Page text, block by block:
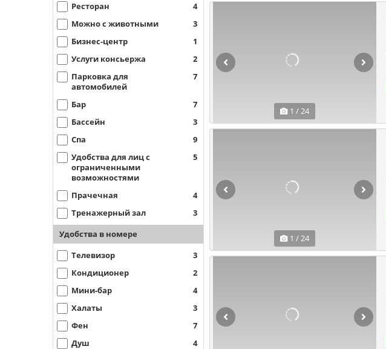
Ресторан
4
Можно с животными
3
Бизнес-центр
1
Услуги консьержа
2
Парковка для
автомобилей
7
Бар
7
Бассейн
3
Спа
9
Удобства для лиц с
ограниченными
возможностями
5
Прачечная
4
Тренажерный зал
3
Удобства в номере
Телевизор
3
Кондиционер
2
Мини-бар
4
Халаты
3
Фен
7
Душ
4
1 / 24
1 / 24